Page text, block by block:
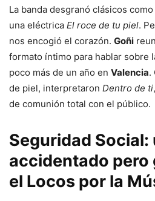
La banda desgranó clásicos como
una eléctrica El roce de tu piel.
nos encogió el corazón. Goñi
formato íntimo para hablar sobre
poco más de un año en Valencia.
de piel, interpretaron Dentro de ti
de comunión total con el público.
Seguridad Social:
accidentado pero
el Locos por la